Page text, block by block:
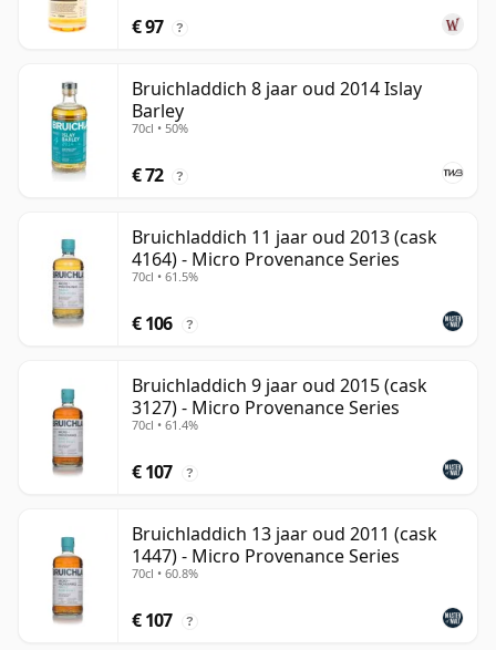
€ 97 ?
Bruichladdich 8 jaar oud 2014 Islay
Barley
70cl • 50%
€ 72 ?
Bruichladdich 11 jaar oud 2013 (cask
4164) - Micro Provenance Series
70cl • 61.5%
€ 106 ?
Bruichladdich 9 jaar oud 2015 (cask
3127) - Micro Provenance Series
70cl • 61.4%
€ 107 ?
Bruichladdich 13 jaar oud 2011 (cask
1447) - Micro Provenance Series
70cl • 60.8%
€ 107 ?